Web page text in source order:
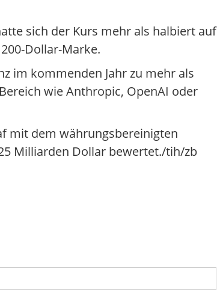
sich der Kurs mehr als halbiert auf
Dollar-Marke.
im kommenden Jahr zu mehr als
wie Anthropic, OpenAI oder
mit dem währungsbereinigten
Milliarden Dollar bewertet./tih/zb